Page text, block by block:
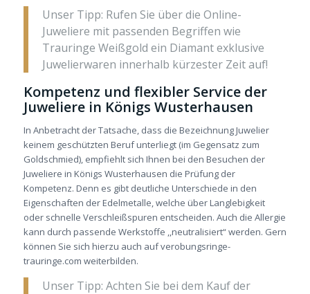
Unser Tipp: Rufen Sie über die Online-
Juweliere mit passenden Begriffen wie
Trauringe Weißgold ein Diamant exklusive
Juwelierwaren innerhalb kürzester Zeit auf!
Kompetenz und flexibler Service der
Juweliere in Königs Wusterhausen
In Anbetracht der Tatsache, dass die Bezeichnung Juwelier
keinem geschützten Beruf unterliegt (im Gegensatz zum
Goldschmied), empfiehlt sich Ihnen bei den Besuchen der
Juweliere in Königs Wusterhausen die Prüfung der
Kompetenz. Denn es gibt deutliche Unterschiede in den
Eigenschaften der Edelmetalle, welche über Langlebigkeit
oder schnelle Verschleißspuren entscheiden. Auch die Allergie
kann durch passende Werkstoffe ,,neutralisiert“ werden. Gern
können Sie sich hierzu auch auf verobungsringe-
trauringe.com weiterbilden.
Unser Tipp: Achten Sie bei dem Kauf der